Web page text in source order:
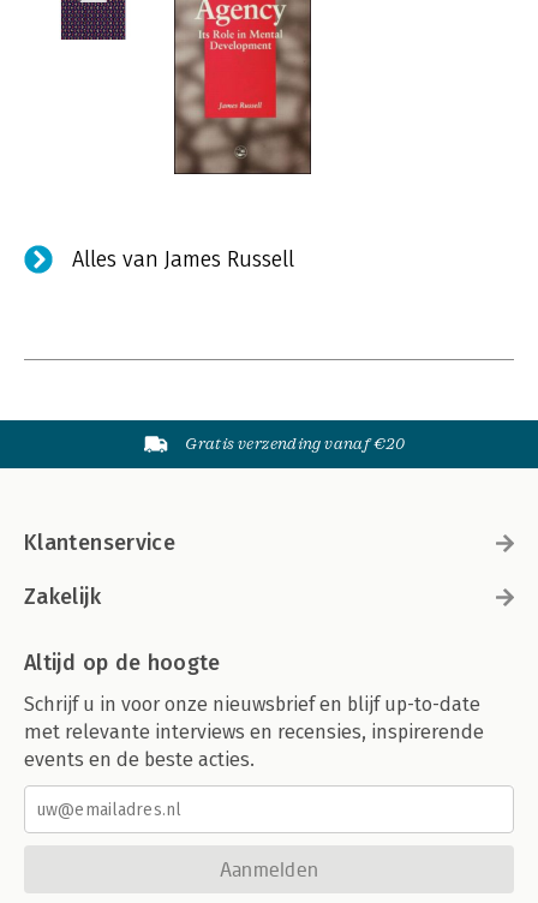
Alles van James Russell
Gratis verzending vanaf €20
Klantenservice
Zakelijk
Altijd op de hoogte
Schrijf u in voor onze nieuwsbrief en blijf up-to-date
met relevante interviews en recensies, inspirerende
events en de beste acties.
Aanmelden